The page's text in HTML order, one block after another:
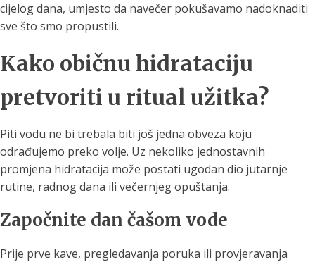
cijelog dana, umjesto da navečer pokušavamo nadoknaditi
sve što smo propustili.
Kako običnu hidrataciju
pretvoriti u ritual užitka?
Piti vodu ne bi trebala biti još jedna obveza koju
odrađujemo preko volje. Uz nekoliko jednostavnih
promjena hidratacija može postati ugodan dio jutarnje
rutine, radnog dana ili večernjeg opuštanja.
Započnite dan čašom vode
Prije prve kave, pregledavanja poruka ili provjeravanja